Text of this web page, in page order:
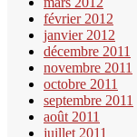
février 2012
janvier 2012
décembre 2011
novembre 2011
octobre 2011
septembre 2011
août 2011
juillet 2011